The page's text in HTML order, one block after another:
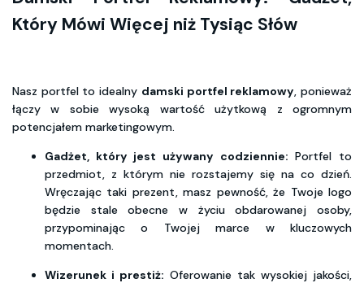
Który Mówi Więcej niż Tysiąc Słów
Nasz portfel to idealny damski portfel reklamowy, ponieważ
łączy w sobie wysoką wartość użytkową z ogromnym
potencjałem marketingowym.
Gadżet, który jest używany codziennie: Portfel to
przedmiot, z którym nie rozstajemy się na co dzień.
Wręczając taki prezent, masz pewność, że Twoje logo
będzie stale obecne w życiu obdarowanej osoby,
przypominając o Twojej marce w kluczowych
momentach.
Wizerunek i prestiż: Oferowanie tak wysokiej jakości,